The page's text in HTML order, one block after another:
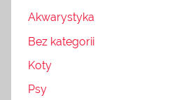
Akwarystyka
Bez kategorii
Koty
Psy